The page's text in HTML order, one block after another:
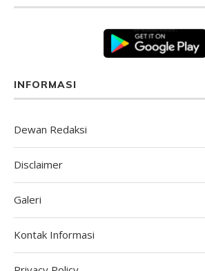
INFORMASI
Dewan Redaksi
Disclaimer
Galeri
Kontak Informasi